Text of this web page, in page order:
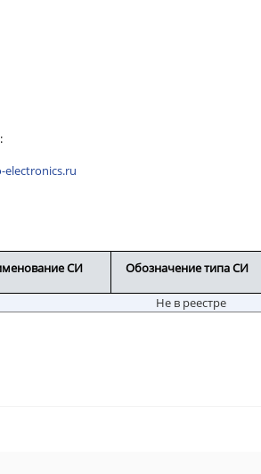
electronics.ru
СИ Обозначение типа СИ
Не в реестре